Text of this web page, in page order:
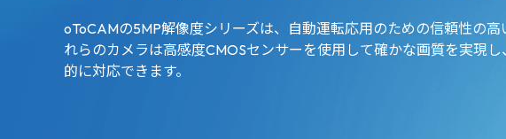
oToCAMの5MP解像度シリーズは、自動運転応用のための信頼性の
れらのカメラは高感度CMOSセンサーを使用して確かな画質を実現
的に対応できます。